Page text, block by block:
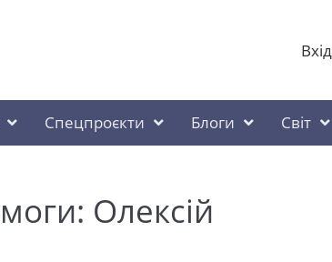
Вхід
Спецпроєкти Блоги Світ
Олексій